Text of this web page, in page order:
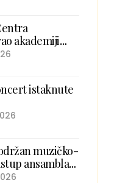
akademiji
300
istaknute
muzičko-
ansambla